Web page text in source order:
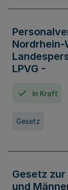
LPVG -
In Kraft
Gesetz
Gesetz
und